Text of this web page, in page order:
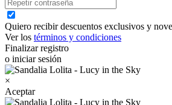
Quiero recibir descuentos exclusivos y
Ver los términos y condiciones
Finalizar registro
o iniciar sesión
×
Aceptar